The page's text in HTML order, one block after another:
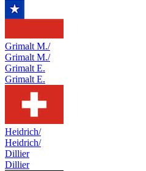
Grimalt M./
Grimalt M./
Grimalt E.
Grimalt E.
Heidrich/
Heidrich/
Dillier
Dillier